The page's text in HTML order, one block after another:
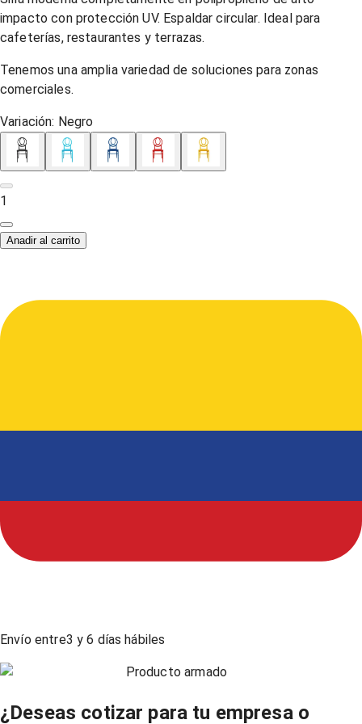
impacto con protección UV. Espaldar circular. Ideal para
cafeterías, restaurantes y terrazas.
Tenemos una amplia variedad de soluciones para zonas
comerciales.
Variación: Negro
1
Anadir al carrito
Envío entre3 y6 días hábiles
Producto armado
¿Deseas cotizar para tu empresa o